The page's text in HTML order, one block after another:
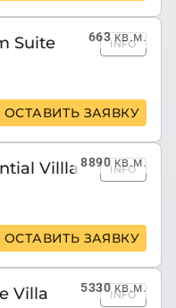
663кв.м.
Suite INFO
ОСТАВИТЬ ЗАЯВКУ
8890кв.м.
Villla INFO
ОСТАВИТЬ ЗАЯВКУ
5330кв.м.
Villa INFO